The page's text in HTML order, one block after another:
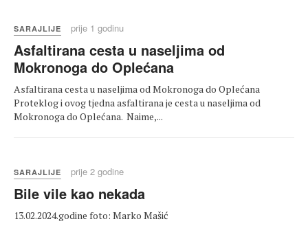
SARAJLIJE prije 1 godinu
Asfaltirana cesta u naseljima od
Mokronoga do Oplećana
Asfaltirana cesta u naseljima od Mokronoga do Oplećana
Proteklog i ovog tjedna asfaltirana je cesta u naseljima od
Mokronoga do Oplećana. Naime,...
SARAJLIJE prije 2 godine
Bile vile kao nekada
13.02.2024.godine foto: Marko Mašić